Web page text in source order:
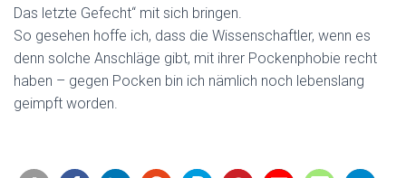
Das letzte Gefecht“ mit sich bringen.
So gesehen hoffe ich, dass die Wissenschaftler, wenn es
denn solche Anschläge gibt, mit ihrer Pockenphobie recht
haben – gegen Pocken bin ich nämlich noch lebenslang
geimpft worden.